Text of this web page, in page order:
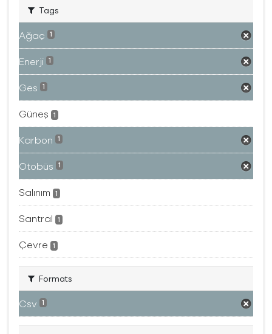
Tags
Ağaç 1
Enerji 1
Ges 1
Güneş 1
Karbon 1
Otobüs 1
Salınım 1
Santral 1
Çevre 1
Formats
Csv 1